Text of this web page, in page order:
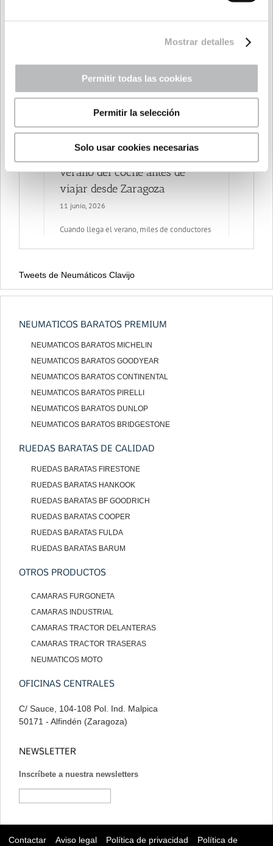
Mostrar detalles
Permitir todas las cookies
Permitir la selección
Solo usar cookies necesarias
Tweets de Neumáticos Clavijo
NEUMATICOS BARATOS PREMIUM
NEUMATICOS BARATOS MICHELIN
NEUMATICOS BARATOS GOODYEAR
NEUMATICOS BARATOS CONTINENTAL
NEUMATICOS BARATOS PIRELLI
NEUMATICOS BARATOS DUNLOP
NEUMATICOS BARATOS BRIDGESTONE
RUEDAS BARATAS DE CALIDAD
RUEDAS BARATAS FIRESTONE
RUEDAS BARATAS HANKOOK
RUEDAS BARATAS BF GOODRICH
RUEDAS BARATAS COOPER
RUEDAS BARATAS FULDA
RUEDAS BARATAS BARUM
OTROS PRODUCTOS
CAMARAS FURGONETA
CAMARAS INDUSTRIAL
CAMARAS TRACTOR DELANTERAS
CAMARAS TRACTOR TRASERAS
NEUMATICOS MOTO
OFICINAS CENTRALES
C/ Sauce, 104-108 Pol. Ind. Malpica
50171 - Alfindén (Zaragoza)
NEWSLETTER
Inscríbete a nuestra newsletters
Contactar Aviso legal Política de privacidad Política de